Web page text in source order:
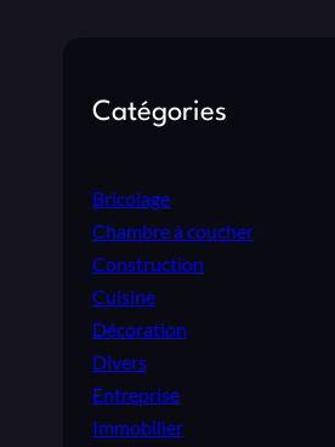
Catégories
Bricolage
Chambre à coucher
Construction
Cuisine
Décoration
Divers
Entreprise
Immobilier